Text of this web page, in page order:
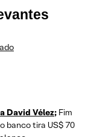
David Vélez; Fim
banco tira US$ 70